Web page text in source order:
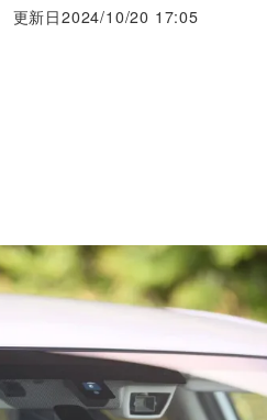
更新日2024/10/20 17:05